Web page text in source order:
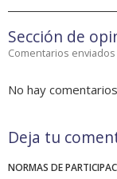
Sección de
Comentarios
No hay
Deja tu
NORMAS DE